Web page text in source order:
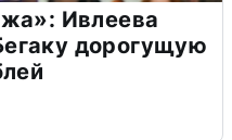
Ивлеева
дорогущую